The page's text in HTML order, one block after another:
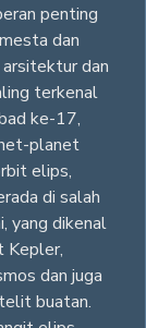
penting
dan
dan
terkenal
ke-17,
planet
elips,
di salah
yang dikenal
Kepler,
dan juga
buatan.